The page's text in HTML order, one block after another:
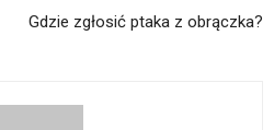
Gdzie zgłosić ptaka z obrączka?